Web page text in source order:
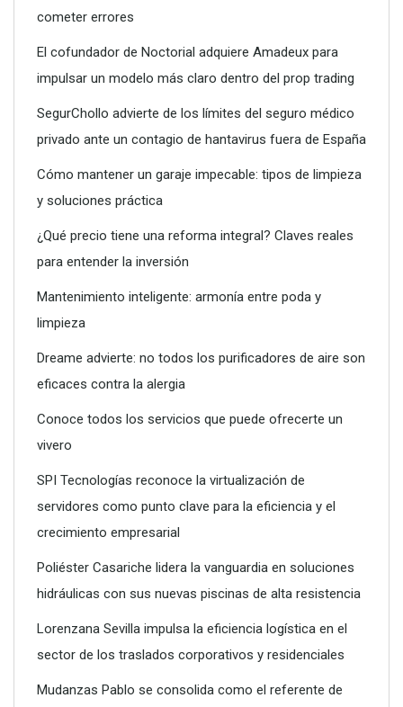
Conoce todos los servicios que puede ofrecerte un vivero
SPI Tecnologías reconoce la virtualización de servidores
como punto clave para la eficiencia y el crecimiento
empresarial
cometer errores
El cofundador de Noctorial adquiere Amadeux para
impulsar un modelo más claro dentro del prop trading
SegurChollo advierte de los límites del seguro médico
privado ante un contagio de hantavirus fuera de España
Cómo mantener un garaje impecable: tipos de limpieza
y soluciones práctica
¿Qué precio tiene una reforma integral? Claves reales
para entender la inversión
Mantenimiento inteligente: armonía entre poda y
limpieza
Dreame advierte: no todos los purificadores de aire son
eficaces contra la alergia
Conoce todos los servicios que puede ofrecerte un
vivero
SPI Tecnologías reconoce la virtualización de
servidores como punto clave para la eficiencia y el
crecimiento empresarial
Poliéster Casariche lidera la vanguardia en soluciones
hidráulicas con sus nuevas piscinas de alta resistencia
Lorenzana Sevilla impulsa la eficiencia logística en el
sector de los traslados corporativos y residenciales
Mudanzas Pablo se consolida como el referente de